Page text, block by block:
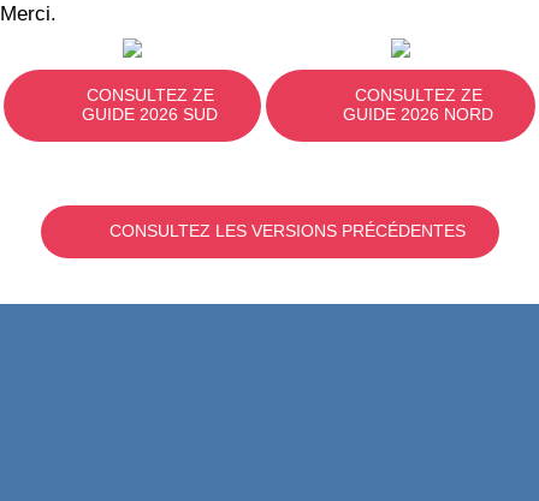
Merci.
CONSULTEZ ZE
GUIDE 2026 SUD
CONSULTEZ ZE
GUIDE 2026 NORD
CONSULTEZ LES VERSIONS PRÉCÉDENTES